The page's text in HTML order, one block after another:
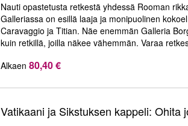
Nauti opastetusta retkestä yhdessä Rooman
Galleriassa on esillä laaja ja monipuolinen
Caravaggio ja Titian. Näe enemmän Galleria
kuin retkillä, joilla näkee vähemmän. Varaa
Alkaen 80,40 €
Vatikaani ja Sikstuksen kappeli: Ohita